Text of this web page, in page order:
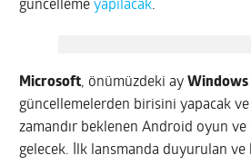
güncellemeyapılacak.
Microsoft, önümüzdeki ayWindows
güncellemelerden birisini yapacak
zamandır beklenen Android oyun ve
gelecek. İlk lansmanda duyurulan ve